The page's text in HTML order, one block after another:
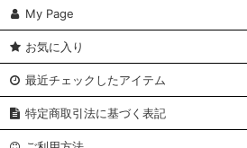
My Page
お気に入り
最近チェックしたアイテム
特定商取引法に基づく表記